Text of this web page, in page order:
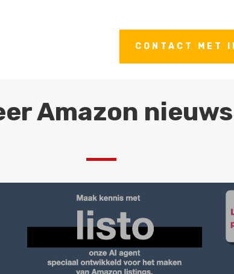
CONTACT MET
Amazon nieuws